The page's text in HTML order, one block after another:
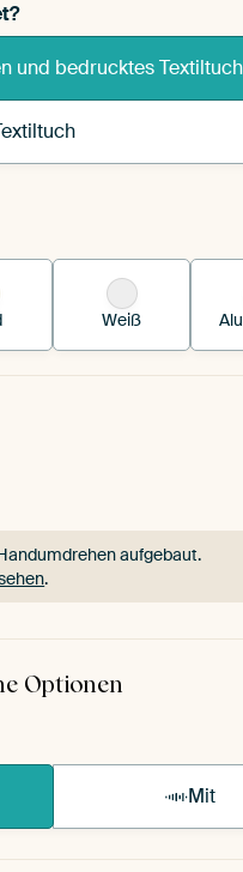
und bedrucktes Textiltuch
Textiltuch in deinen
Weiß
aufgebaut.
.
aufgebaut.
Optionen
Mit